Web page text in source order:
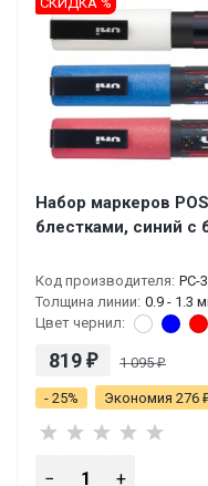
Набор маркеров
блестками, синий с
Код производителя: PC-
Толщина линии: 0.9 - 1.3
Цвет чернил:
819 ₽ 1 095₽
- 25% Экономия 276